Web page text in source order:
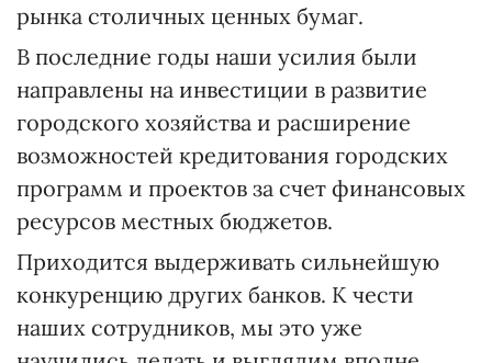
рынка столичных ценных бумаг.
В последние годы наши усилия были
направлены на инвестиции в развитие
городского хозяйства и расширение
возможностей кредитования городских
программ и проектов за счет финансовых
ресурсов местных бюджетов.
Приходится выдерживать сильнейшую
конкуренцию других банков. К чести
наших сотрудников, мы это уже